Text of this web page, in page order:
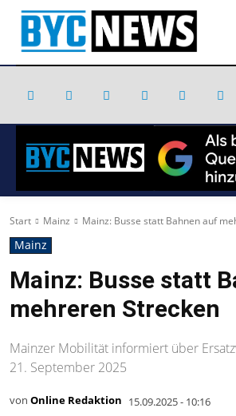
Start Mainz Mainz: Busse statt Bahnen auf
Mainz
Mainz: Busse statt
mehreren Strecken
Mainzer Mobilität informiert über
21. September 2025
von Online Redaktion 15.09.2025 - 10:16